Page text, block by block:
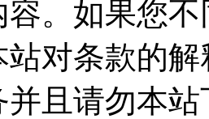
。如果您
站对条款的
且请勿本